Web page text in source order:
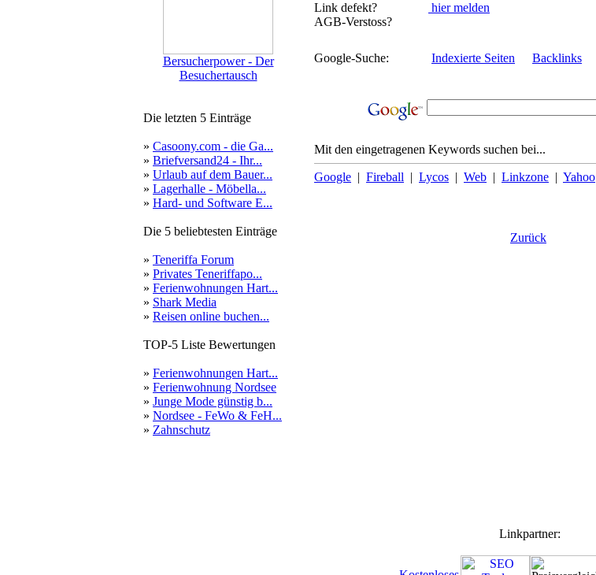
Bersucherpower - Der
Besuchertausch
Die letzten 5 Einträge
» Casoony.com - die Ga...
» Briefversand24 - Ihr...
» Urlaub auf dem Bauer...
» Lagerhalle - Möbella...
» Hard- und Software E...
Die 5 beliebtesten Einträge
» Teneriffa Forum
» Privates Teneriffapo...
» Ferienwohnungen Hart...
» Shark Media
» Reisen online buchen...
TOP-5 Liste Bewertungen
» Ferienwohnungen Hart...
» Ferienwohnung Nordsee
» Junge Mode günstig b...
» Nordsee - FeWo & FeH...
» Zahnschutz
Link defekt?
AGB-Verstoss?
hier melden
Google-Suche: Indexierte Seiten Backlinks
Mit den eingetragenen Keywords suchen bei...
Google | Fireball | Lycos | Web | Linkzone | Yahoo
Zurück
Linkpartner: